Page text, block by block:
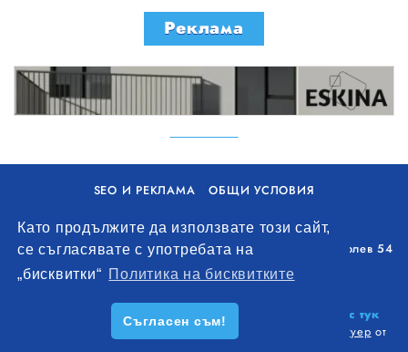
Като продължите да използвате този сайт,
се съгласявате с употребата на
„бисквитки“ Политика на бисквитките
Съгласен съм!
Реклама
SEO И РЕКЛАМА
ОБЩИ УСЛОВИЯ
Уолоу Интернешънъл ЕООД, гр. Варна, бул. Генерал Колев 54
+359 893 621 112
office@remontna-brigada.com
Създай профил на своя строителен бизнес тук
. Всички права запазени. Изработка на софтуер от